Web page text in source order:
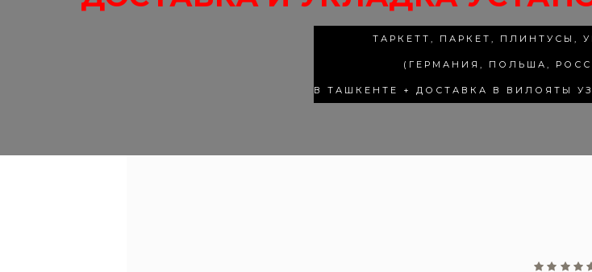
ТАРКЕТТ, ПАРКЕТ, ПЛИНТУСЫ,
(ГЕРМАНИЯ, ПОЛЬША,
В ТАШКЕНТЕ + ДОСТАВКА В ВИЛОЯТЫ